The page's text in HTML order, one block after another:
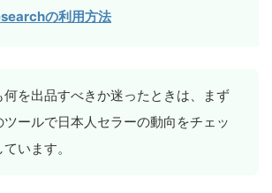
の利用方法
何を出品すべきか迷ったときは、まず
ツールで日本人セラーの動向をチェッ
ています。